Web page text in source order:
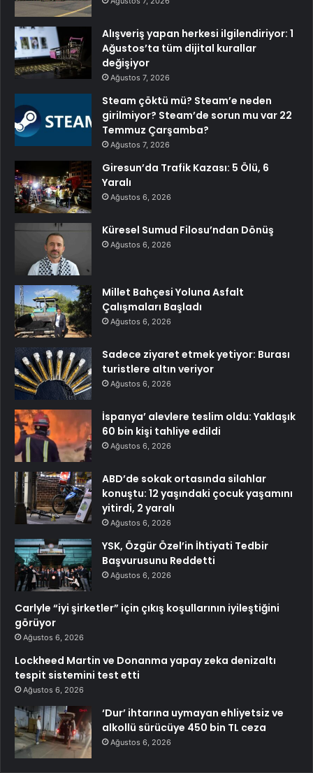
Alışveriş yapan herkesi ilgilendiriyor: 1
Ağustos’ta tüm dijital kurallar
değişiyor
Ağustos 7, 2026
Steam çöktü mü? Steam’e neden
girilmiyor? Steam’de sorun mu var 22
Temmuz Çarşamba?
Ağustos 7, 2026
Giresun’da Trafik Kazası: 5 Ölü, 6
Yaralı
Ağustos 6, 2026
Küresel Sumud Filosu’ndan Dönüş
Ağustos 6, 2026
Millet Bahçesi Yoluna Asfalt
Çalışmaları Başladı
Ağustos 6, 2026
Sadece ziyaret etmek yetiyor: Burası
turistlere altın veriyor
Ağustos 6, 2026
İspanya’ alevlere teslim oldu: Yaklaşık
60 bin kişi tahliye edildi
Ağustos 6, 2026
ABD’de sokak ortasında silahlar
konuştu: 12 yaşındaki çocuk yaşamını
yitirdi, 2 yaralı
Ağustos 6, 2026
YSK, Özgür Özel’in İhtiyati Tedbir
Başvurusunu Reddetti
Ağustos 6, 2026
Carlyle “iyi şirketler” için çıkış koşullarının iyileştiğini
görüyor
Ağustos 6, 2026
Lockheed Martin ve Donanma yapay zeka denizaltı
tespit sistemini test etti
Ağustos 6, 2026
‘Dur’ ihtarına uymayan ehliyetsiz ve
alkollü sürücüye 450 bin TL ceza
Ağustos 6, 2026